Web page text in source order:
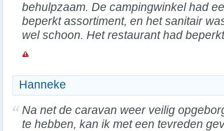
behulpzaam. De campingwinkel had
beperkt assortiment, en het sanitair
wel schoon. Het restaurant had
Hanneke
Na net de caravan weer veilig
te hebben, kan ik met een tevreden